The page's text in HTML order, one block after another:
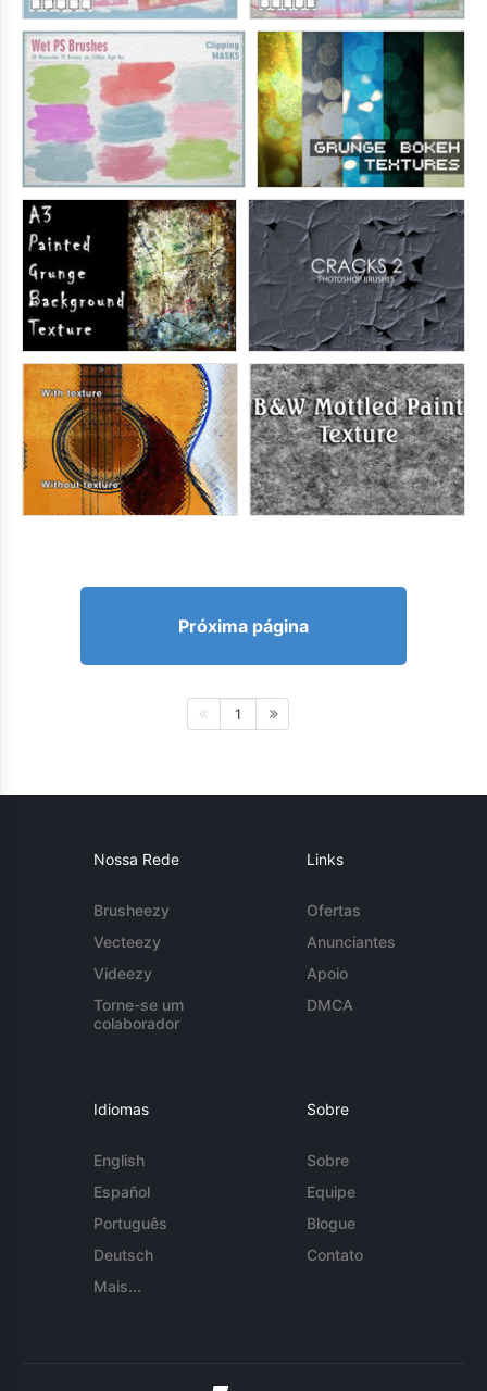
Próxima página
1
Nossa Rede
Brusheezy
Vecteezy
Videezy
Torne-se um
colaborador
Links
Ofertas
Anunciantes
Apoio
DMCA
Idiomas
English
Español
Português
Deutsch
Mais...
Sobre
Sobre
Equipe
Blogue
Contato